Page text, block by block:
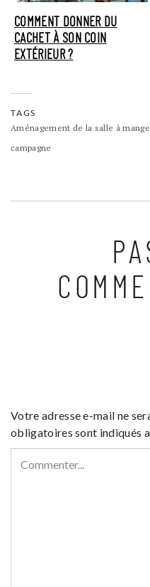
COMMENT DONNER DU
CACHET À SON COIN
EXTÉRIEUR ?
TAGS
Aménagement de la salle à
campagne
Votre adresse e-mail ne
obligatoires sont indiqués